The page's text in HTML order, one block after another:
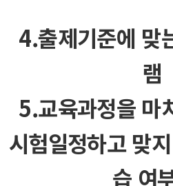
4.출제기준에 맞
램
5.교육과정을 마
시험일정하고 맞
습 여